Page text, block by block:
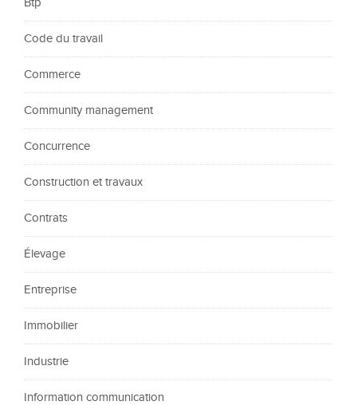
Btp
Code du travail
Commerce
Community management
Concurrence
Construction et travaux
Contrats
Élevage
Entreprise
Immobilier
Industrie
Information communication